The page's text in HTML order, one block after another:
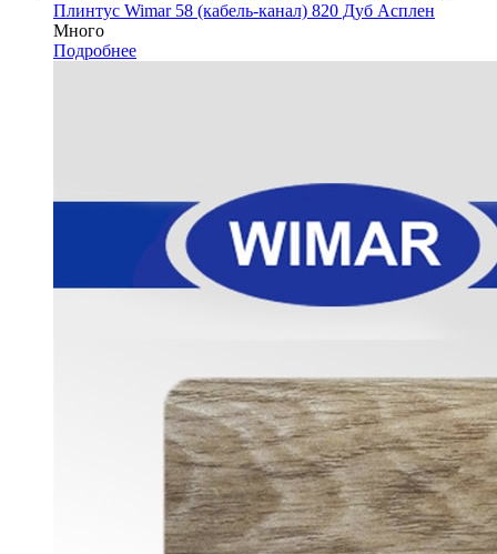
Плинтус Wimar 58 (кабель-канал) 820 Дуб Асплен
Много
Подробнее